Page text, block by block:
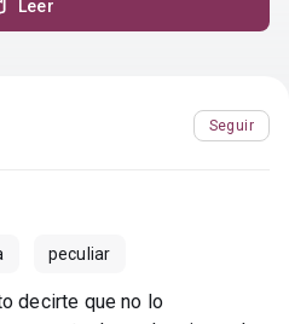
Leer
Seguir
peculiar
decirte que no lo